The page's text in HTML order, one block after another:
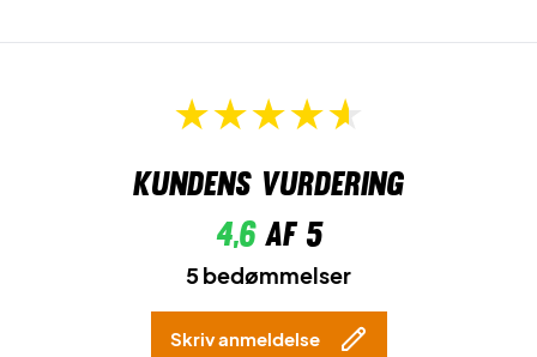
Kundens vurdering
4,6af 5
5 bedømmelser
Skriv anmeldelse